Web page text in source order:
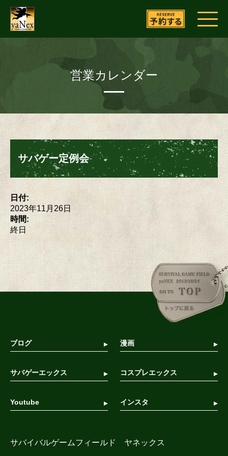
営業カレンダー
サバゲー定例会
日付:
2023年11月26日
時間:
終日
サバイバルゲームフィールド ヤネックス
ブログ 漫画
サバゲーエックス コスプレエックス
Youtube インスタ